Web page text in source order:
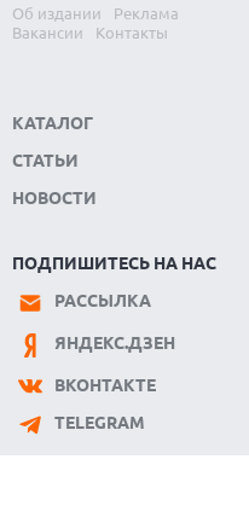
Об издании
Реклама
Вакансии
Контакты
КАТАЛОГ
СТАТЬИ
НОВОСТИ
ПОДПИШИТЕСЬ НА НАС
РАССЫЛКА
ЯНДЕКС.ДЗЕН
ВКОНТАКТЕ
TELEGRAM